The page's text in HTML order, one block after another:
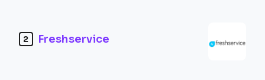
2 Freshservice